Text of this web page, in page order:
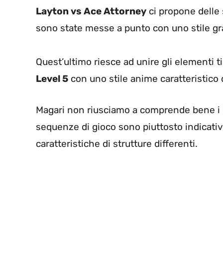
Layton vs Ace Attorney ci propone
sono state messe a punto con uno stile
Quest’ultimo riesce ad unire gli elementi
Level 5 con uno stile anime caratteristico
Magari non riusciamo a comprende
sequenze di gioco sono piuttosto
caratteristiche di strutture differenti.